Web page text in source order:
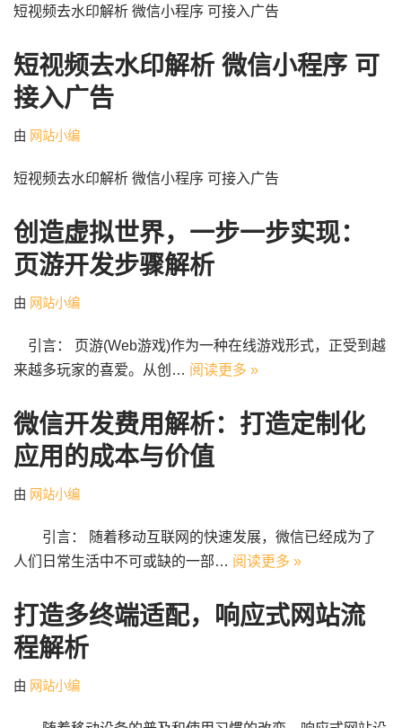
短视频去水印解析 微信小程序 可接入广告
短视频去水印解析 微信小程序 可
接入广告
由 网站小编
短视频去水印解析 微信小程序 可接入广告
创造虚拟世界，一步一步实现：
页游开发步骤解析
由 网站小编
引言： 页游(Web游戏)作为一种在线游戏形式，正受到越
来越多玩家的喜爱。从创… 阅读更多 »
微信开发费用解析：打造定制化
应用的成本与价值
由 网站小编
引言： 随着移动互联网的快速发展，微信已经成为了
人们日常生活中不可或缺的一部… 阅读更多 »
打造多终端适配，响应式网站流
程解析
由 网站小编